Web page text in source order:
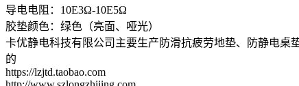
导电电阻：10E3Ω-10E5Ω
胶垫颜色：绿色（亮面、哑光）
卡优静电科技有限公司主要生产防滑抗疲劳地垫、防静电
的
https://lzjtd.taobao.com